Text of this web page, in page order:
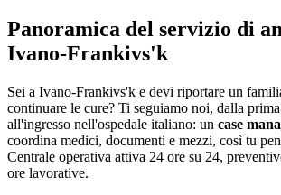
Panoramica del servizio di
Ivano-Frankivs'k
Sei a Ivano-Frankivs'k e devi riportare un
continuare le cure? Ti seguiamo noi, dalla
all'ingresso nell'ospedale italiano: un case
coordina medici, documenti e mezzi, così tu
Centrale operativa attiva 24 ore su 24,
ore lavorative.